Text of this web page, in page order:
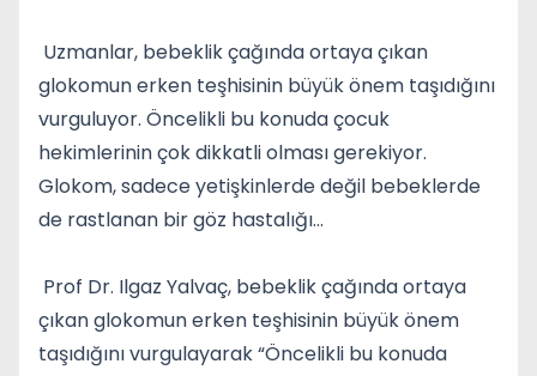
Uzmanlar, bebeklik çağında ortaya çıkan
glokomun erken teşhisinin büyük önem taşıdığını
vurguluyor. Öncelikli bu konuda çocuk
hekimlerinin çok dikkatli olması gerekiyor.
Glokom, sadece yetişkinlerde değil bebeklerde
de rastlanan bir göz hastalığı...
Prof Dr. Ilgaz Yalvaç, bebeklik çağında ortaya
çıkan glokomun erken teşhisinin büyük önem
taşıdığını vurgulayarak “Öncelikli bu konuda